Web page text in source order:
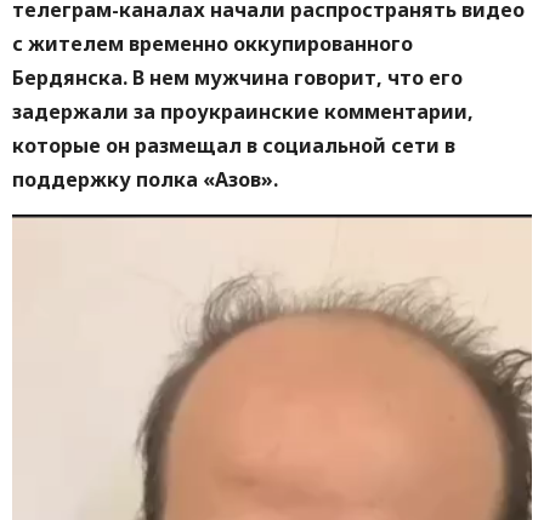
телеграм-каналах начали распространять видео
с жителем временно оккупированного
Бердянска. В нем мужчина говорит, что его
задержали за проукраинские комментарии,
которые он размещал в социальной сети в
поддержку полка «Азов».